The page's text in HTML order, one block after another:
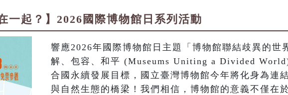
一起？】2026國際博物館日系列活動
響應2026年國際博物館日主題「博物館聯結歧異的世
解、包容、和平 (Museums Uniting a Divided
合國永續發展目標，國立臺灣博物館今年將化身為連
與自然生態的橋梁！我們相信，博物館的意義不僅在